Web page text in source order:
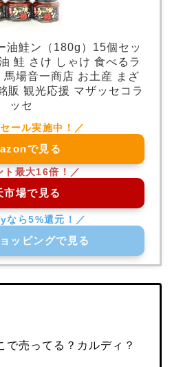
鮭ン（180g）15個セッ
鮭 さけ しゃけ 食べるラ
馬場音一商店 お土産 まざ
販 観光応援 マザッセコラ
ッセ
で見る
市場で見る
ッピングで見る
で売ってる？カルディ？